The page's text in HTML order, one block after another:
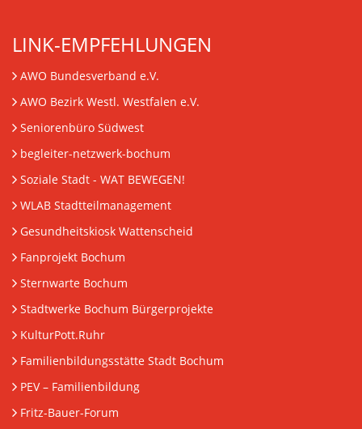
LINK-EMPFEHLUNGEN
AWO Bundesverband e.V.
AWO Bezirk Westl. Westfalen e.V.
Seniorenbüro Südwest
begleiter-netzwerk-bochum
Soziale Stadt - WAT BEWEGEN!
WLAB Stadtteilmanagement
Gesundheitskiosk Wattenscheid
Fanprojekt Bochum
Sternwarte Bochum
Stadtwerke Bochum Bürgerprojekte
KulturPott.Ruhr
Familienbildungsstätte Stadt Bochum
PEV– Familienbildung
Fritz-Bauer-Forum